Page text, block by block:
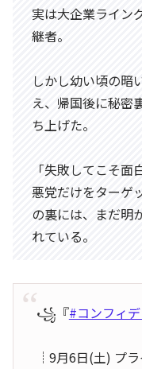
実は大企業ライン
継者。
しかし幼い頃の暗
え、帰国後に秘密
ち上げた。
「失敗してこそ面
悪党だけをターゲ
の裏には、まだ明
れている。
꧁『#コンフィ
┊9月6日(土) プ